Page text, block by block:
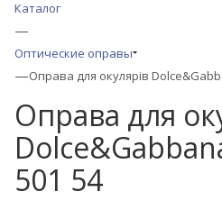
Каталог
—
Оптические оправы
—Оправа для окулярів
Оправа для
501 54